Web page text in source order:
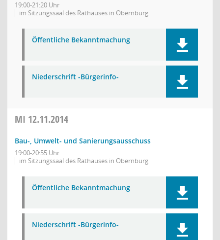
19:00-21:20 Uhr
im Sitzungssaal des Rathauses in Obernburg
Öffentliche Bekanntmachung
Niederschrift -Bürgerinfo-
MI 12.11.2014
Bau-, Umwelt- und Sanierungsausschuss
19:00-20:55 Uhr
im Sitzungssaal des Rathauses in Obernburg
Öffentliche Bekanntmachung
Niederschrift -Bürgerinfo-